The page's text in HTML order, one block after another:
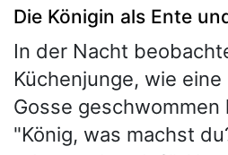
Die Königin als Ente
In der Nacht
Küchenjunge, wie
Gosse geschwommen
"König, was machst